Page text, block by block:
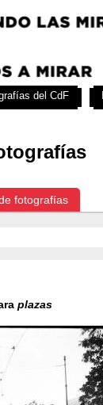
fotografías
plazas
del CdF